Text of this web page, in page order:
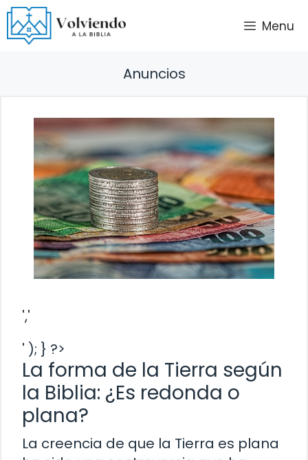
Saltar
al
contenido
Menu
Anuncios
','
' ); } ?>
La forma de la Tierra según
la Biblia: ¿Es redonda o
plana?
La creencia de que la Tierra es plana